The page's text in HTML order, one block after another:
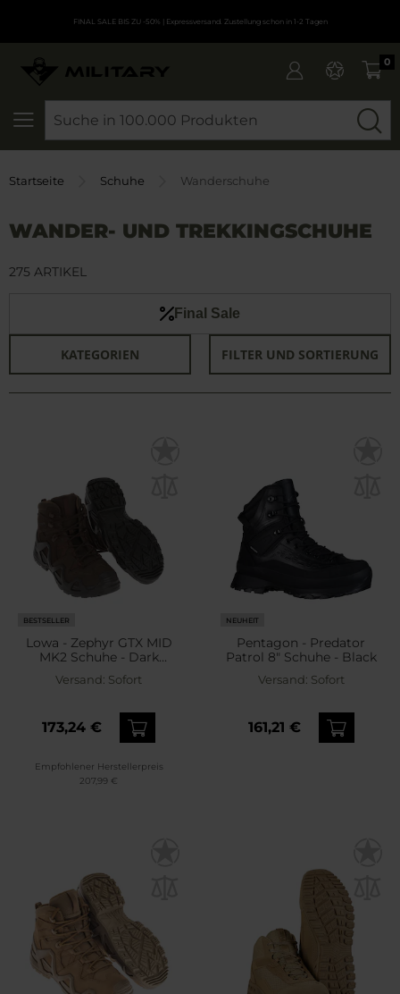
FINAL SALE BIS ZU -50% | Expressversand. Zustellung schon in 1-2 Tagen
0
Startseite Schuhe Wanderschuhe
WANDER- UND TREKKINGSCHUHE
Final Sale
KATEGORIEN FILTER UND SORTIERUNG
275 ARTIKEL
BESTSELLER
Lowa - Zephyr GTX MID
MK2 Schuhe - Dark
Versand: Sofort
173,24 €
Empfohlener Herstellerpreis
207,99 €
NEUHEIT
Pentagon - Predator
Patrol 8" Schuhe - Black
Versand: Sofort
161,21 €